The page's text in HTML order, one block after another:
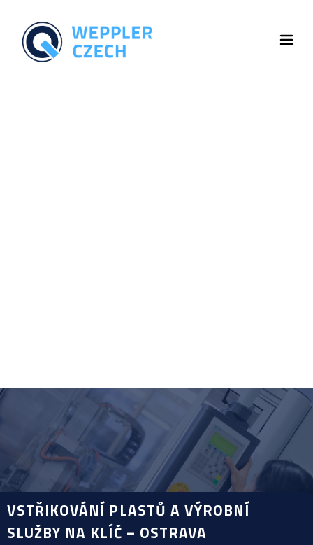
VSTŘIKOVÁNÍ PLASTŮ A VÝROBNÍ
SLUŽBY NA KLÍČ – OSTRAVA